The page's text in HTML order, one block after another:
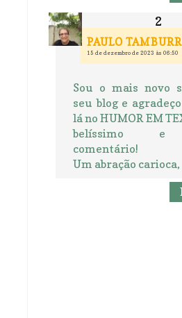
PAULO
15 de dezembro de 2023 às 06:50
Sou o mais novo
seu blog e
lá no HUMOR EM
belíssimo e
comentário!
Um abração carioca,